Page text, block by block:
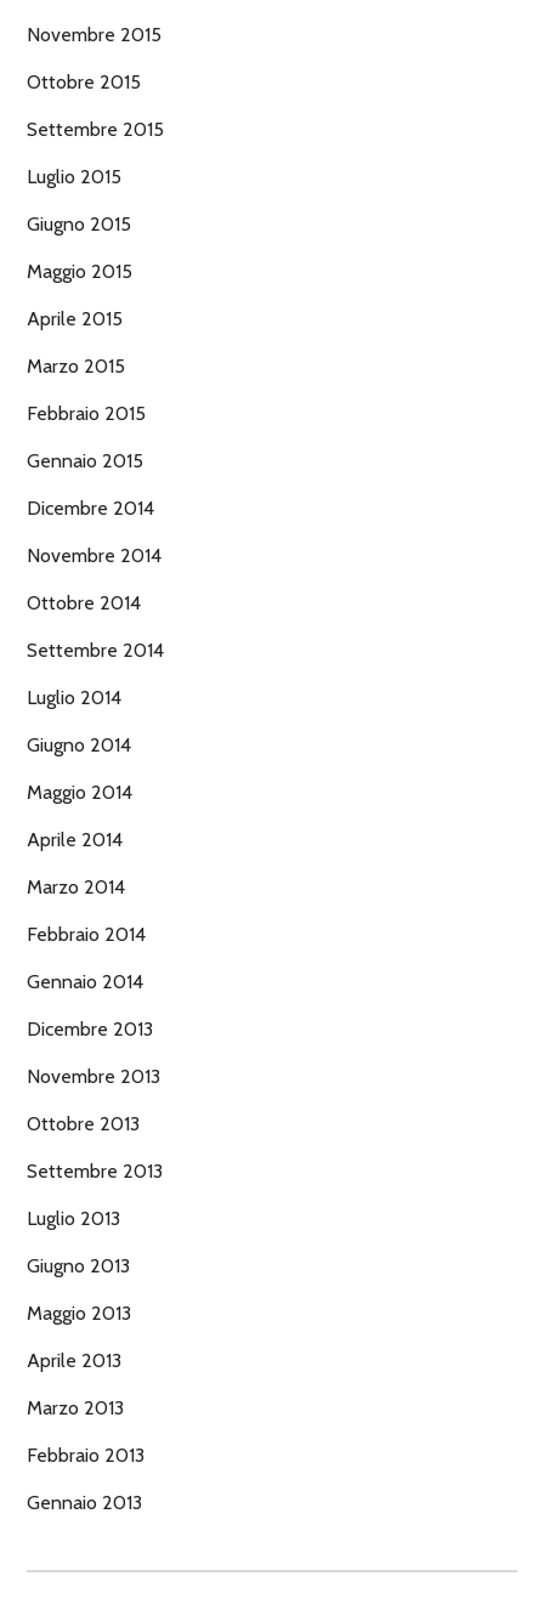
Novembre 2015
Ottobre 2015
Settembre 2015
Luglio 2015
Giugno 2015
Maggio 2015
Aprile 2015
Marzo 2015
Febbraio 2015
Gennaio 2015
Dicembre 2014
Novembre 2014
Ottobre 2014
Settembre 2014
Luglio 2014
Giugno 2014
Maggio 2014
Aprile 2014
Marzo 2014
Febbraio 2014
Gennaio 2014
Dicembre 2013
Novembre 2013
Ottobre 2013
Settembre 2013
Luglio 2013
Giugno 2013
Maggio 2013
Aprile 2013
Marzo 2013
Febbraio 2013
Gennaio 2013